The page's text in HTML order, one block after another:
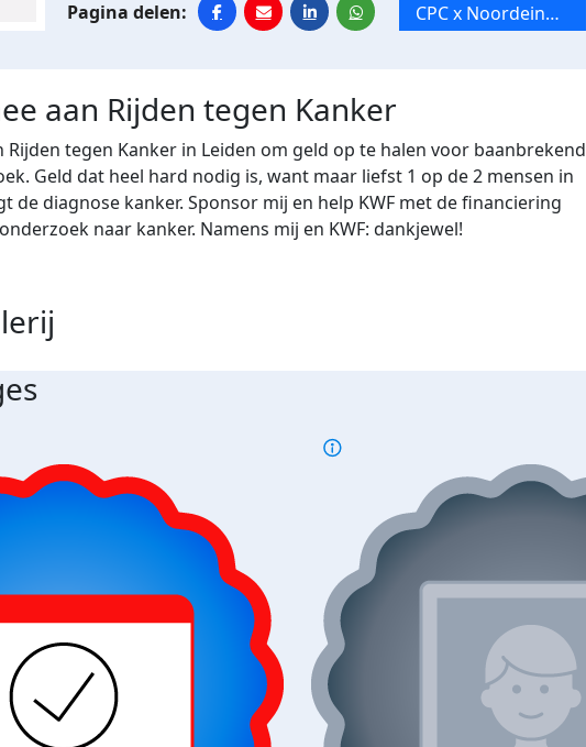
CPC x Noordeinde
1
aan Rijden tegen Kanker
Rijden tegen Kanker in Leiden om geld op te halen voor baanbrekend
Geld dat heel hard nodig is, want maar liefst 1 op de 2 mensen in
de diagnose kanker. Sponsor mij en help KWF met de financiering
naar kanker. Namens mij en KWF: dankjewel!